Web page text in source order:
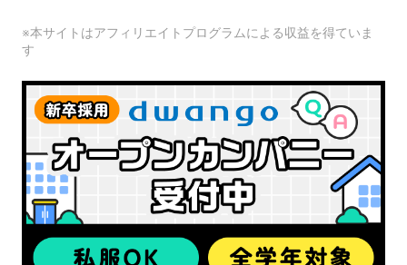
※本サイトはアフィリエイトプログラムによる収益を得ていま
す